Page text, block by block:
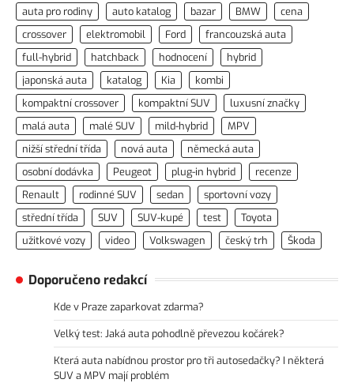
auta pro rodiny auto katalog bazar BMW
cena
crossover
elektromobil Ford
francouzská auta
full-hybrid
hatchback hodnocení
hybrid
japonská auta
katalog Kia
kombi
kompaktní crossover
kompaktní SUV
luxusní značky
malá auta
malé SUV mild-hybrid
MPV
nižší střední třída
nová auta
německá auta
osobní dodávka
Peugeot plug-in hybrid
recenze
Renault
rodinné SUV sedan
sportovní vozy
střední třída
SUV SUV-kupé test
Toyota
užitkové vozy
video Volkswagen český trh Škoda
Doporučeno redakcí
Kde v Praze zaparkovat zdarma?
Velký test: Jaká auta pohodlně převezou kočárek?
Která auta nabídnou prostor pro tři autosedačky? I některá
SUV a MPV mají problém